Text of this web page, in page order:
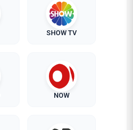
SHOW TV
NOW